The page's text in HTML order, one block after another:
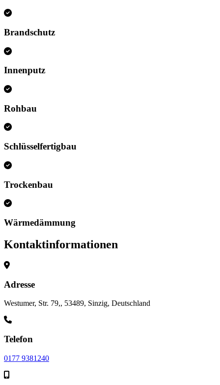
Brandschutz
Innenputz
Rohbau
Schlüsselfertigbau
Trockenbau
Wärmedämmung
Kontaktinformationen
Adresse
Westumer, Str. 79,, 53489, Sinzig, Deutschland
Telefon
0177 9381240